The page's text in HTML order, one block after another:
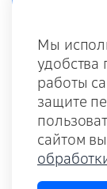
Мы
удобства
работы
защите
сайтом